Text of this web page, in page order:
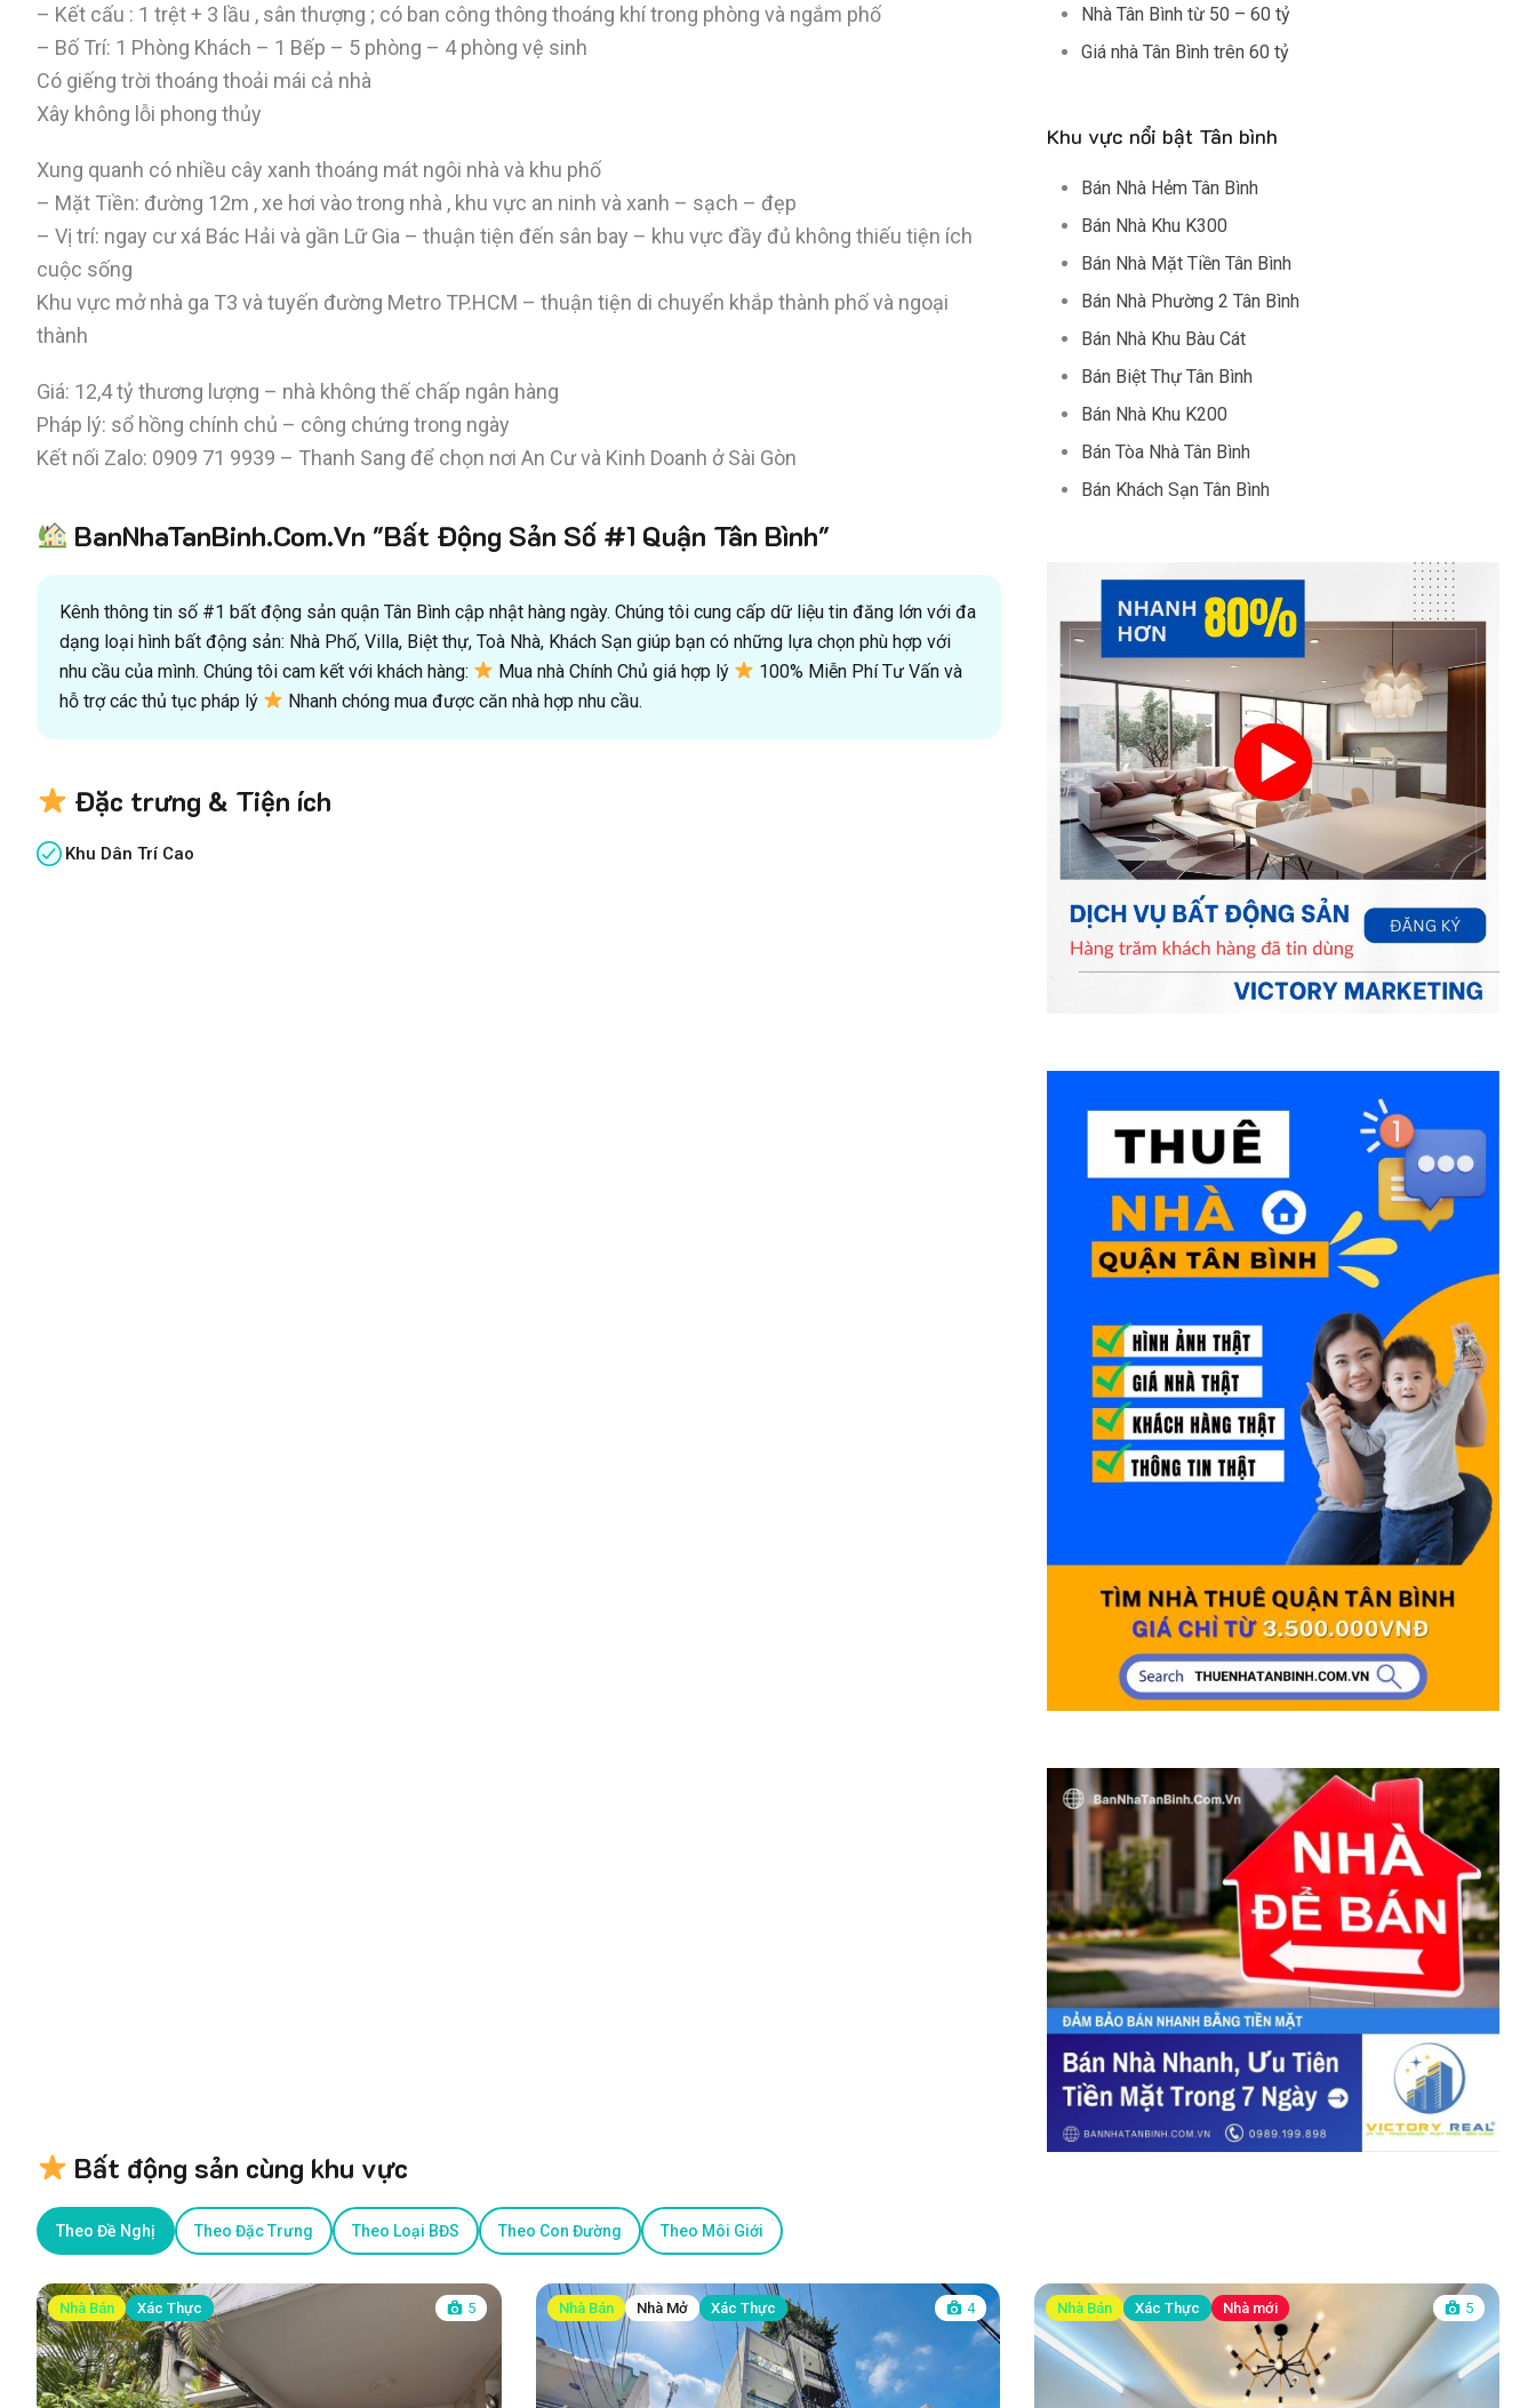
– Kết cấu : 1 trệt + 3 lầu , sân thượng ; có ban công thông thoáng khí trong phòng và ngắm phố
– Bố Trí: 1 Phòng Khách – 1 Bếp – 5 phòng – 4 phòng vệ sinh
Có giếng trời thoáng thoải mái cả nhà
Xây không lỗi phong thủy
Xung quanh có nhiều cây xanh thoáng mát ngôi nhà và khu phố
– Mặt Tiền: đường 12m , xe hơi vào trong nhà , khu vực an ninh và xanh – sạch – đẹp
– Vị trí: ngay cư xá Bác Hải và gần Lữ Gia – thuận tiện đến sân bay – khu vực đầy đủ không thiếu tiện ích
cuộc sống
Khu vực mở nhà ga T3 và tuyến đường Metro TP.HCM – thuận tiện di chuyển khắp thành phố và ngoại
thành
Giá: 12,4 tỷ thương lượng – nhà không thế chấp ngân hàng
Pháp lý: sổ hồng chính chủ – công chứng trong ngày
Kết nối Zalo: 0909 71 9939 – Thanh Sang để chọn nơi An Cư và Kinh Doanh ở Sài Gòn
BanNhaTanBinh.Com.Vn "Bất Động Sản Số #1 Quận Tân Bình"
Kênh thông tin số #1 bất động sản quận Tân Bình cập nhật hàng ngày. Chúng tôi cung cấp dữ liệu tin đăng lớn với đa
dạng loại hình bất động sản: Nhà Phố, Villa, Biệt thự, Toà Nhà, Khách Sạn giúp bạn có những lựa chọn phù hợp với
nhu cầu của mình. Chúng tôi cam kết với khách hàng:
Mua nhà Chính Chủ giá hợp lý
100% Miễn Phí Tư Vấn và
hỗ trợ các thủ tục pháp lý
Nhanh chóng mua được căn nhà hợp nhu cầu.
Đặc trưng & Tiện ích
Khu Dân Trí Cao
Nhà Tân Bình từ 50 – 60 tỷ
Giá nhà Tân Bình trên 60 tỷ
Khu vực nổi bật Tân bình
Bán Nhà Hẻm Tân Bình
Bán Nhà Khu K300
Bán Nhà Mặt Tiền Tân Bình
Bán Nhà Phường 2 Tân Bình
Bán Nhà Khu Bàu Cát
Bán Biệt Thự Tân Bình
Bán Nhà Khu K200
Bán Tòa Nhà Tân Bình
Bán Khách Sạn Tân Bình
Bất động sản cùng khu vực
Theo Đề Nghị Theo Đặc Trưng Theo Loại BĐS Theo Con Đường Theo Môi Giới
Nhà Bán Xác Thực 5 Nhà Bán Nhà Mở Xác Thực 4 Nhà Bán Xác Thực Nhà mới 5